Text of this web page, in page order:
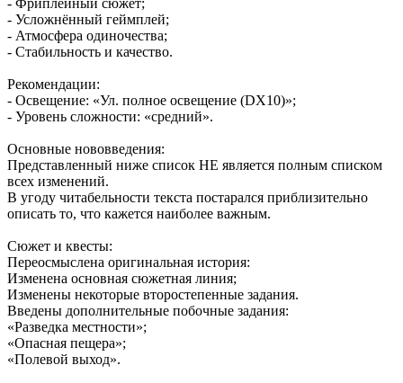
- Фриплейный сюжет;
- Усложнённый геймплей;
- Атмосфера одиночества;
- Стабильность и качество.
Рекомендации:
- Освещение: «Ул. полное освещение (DX10)»;
- Уровень сложности: «средний».
Основные нововведения:
Представленный ниже список НЕ является полным списком
всех изменений.
В угоду читабельности текста постарался приблизительно
описать то, что кажется наиболее важным.
Сюжет и квесты:
Переосмыслена оригинальная история:
Изменена основная сюжетная линия;
Изменены некоторые второстепенные задания.
Введены дополнительные побочные задания:
«Разведка местности»;
«Опасная пещера»;
«Полевой выход».